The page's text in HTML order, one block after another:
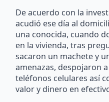
De acuerdo con la
acudió ese día al
una conocida, cuando
en la vivienda, tras
sacaron un machete y
amenazas, despojaron
teléfonos celulares así
valor y dinero en